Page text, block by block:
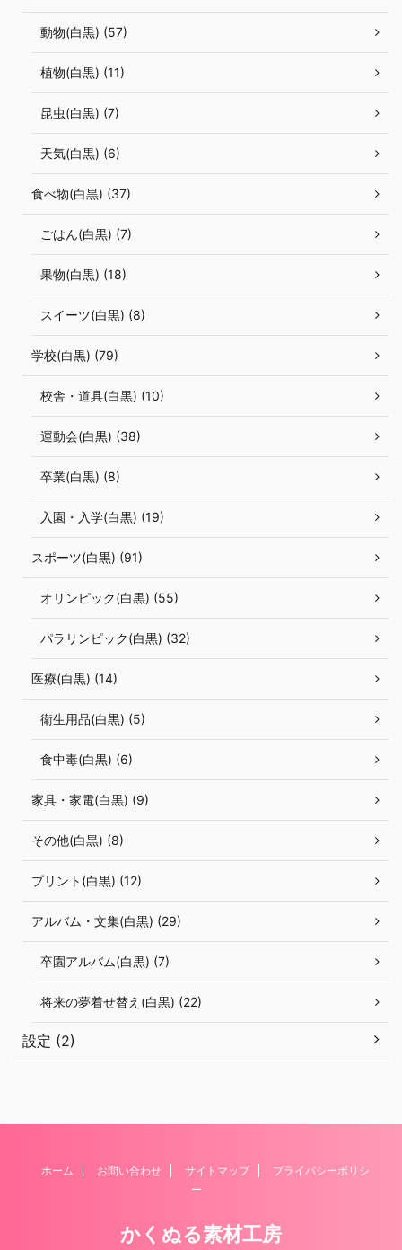
動物(白黒) (57)
植物(白黒) (11)
昆虫(白黒) (7)
天気(白黒) (6)
食べ物(白黒) (37)
ごはん(白黒) (7)
果物(白黒) (18)
スイーツ(白黒) (8)
学校(白黒) (79)
校舎・道具(白黒) (10)
運動会(白黒) (38)
卒業(白黒) (8)
入園・入学(白黒) (19)
スポーツ(白黒) (91)
オリンピック(白黒) (55)
パラリンピック(白黒) (32)
医療(白黒) (14)
衛生用品(白黒) (5)
食中毒(白黒) (6)
家具・家電(白黒) (9)
その他(白黒) (8)
プリント(白黒) (12)
アルバム・文集(白黒) (29)
卒園アルバム(白黒) (7)
将来の夢着せ替え(白黒) (22)
設定 (2)
ホーム お問い合わせ サイトマップ
プライバシーポリシ
ー
かくぬる素材工房